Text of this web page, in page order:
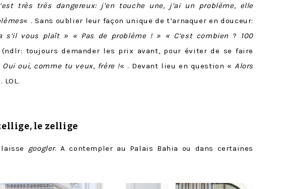
très très dangereux: j’en touche une, j’ai un problème, elle
« . Sans oublier leur façon unique de t’arnaquer en douceur:
s’il vous plaît » « Pas de problème ! » « C’est combien ? 100
(ndlr: toujours demander les prix avant, pour éviter de se faire
Oui oui, comme tu veux, frère !« . Devant lieu en question « Alors
LOL.
le zellige
googler. A contempler au Palais Bahia ou dans certaines